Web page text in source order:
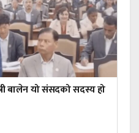
बालेन यो संसदको सदस्य हो